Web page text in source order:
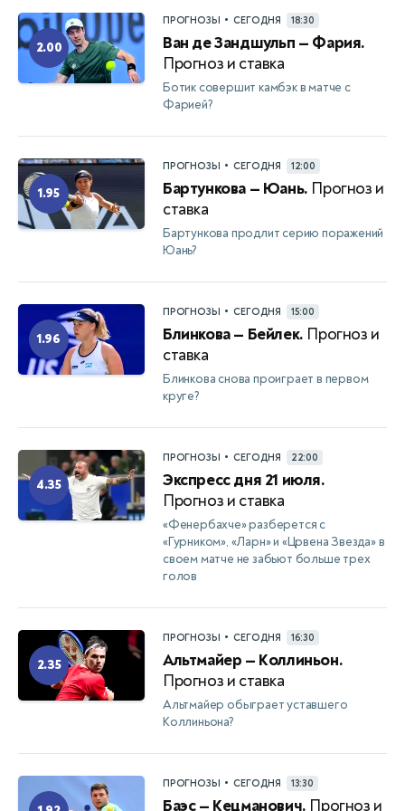
2.00
ПРОГНОЗЫ • СЕГОДНЯ 18:30
Ван де Зандшульп — Фария.
Прогноз и ставка
Ботик совершит камбэк в матче с
Фарией?
1.95
ПРОГНОЗЫ • СЕГОДНЯ 12:00
Бартункова — Юань. Прогноз и
ставка
Бартункова продлит серию поражений
Юань?
1.96
ПРОГНОЗЫ • СЕГОДНЯ 15:00
Блинкова — Бейлек. Прогноз и
ставка
Блинкова снова проиграет в первом
круге?
4.35
ПРОГНОЗЫ • СЕГОДНЯ 22:00
Экспресс дня 21 июля.
Прогноз и ставка
«Фенербахче» разберется с
«Гурником», «Ларн» и «Црвена Звезда» в
своем матче не забьют больше трех
голов
2.35
ПРОГНОЗЫ • СЕГОДНЯ 16:30
Альтмайер — Коллиньон.
Прогноз и ставка
Альтмайер обыграет уставшего
Коллиньона?
ПРОГНОЗЫ • СЕГОДНЯ 13:30
Баэс — Кецманович. Прогноз и